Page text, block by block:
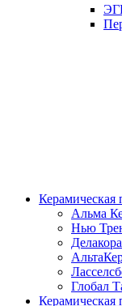
Керамическая
Альма
Нью
Делакора
Глобал
Керамическая